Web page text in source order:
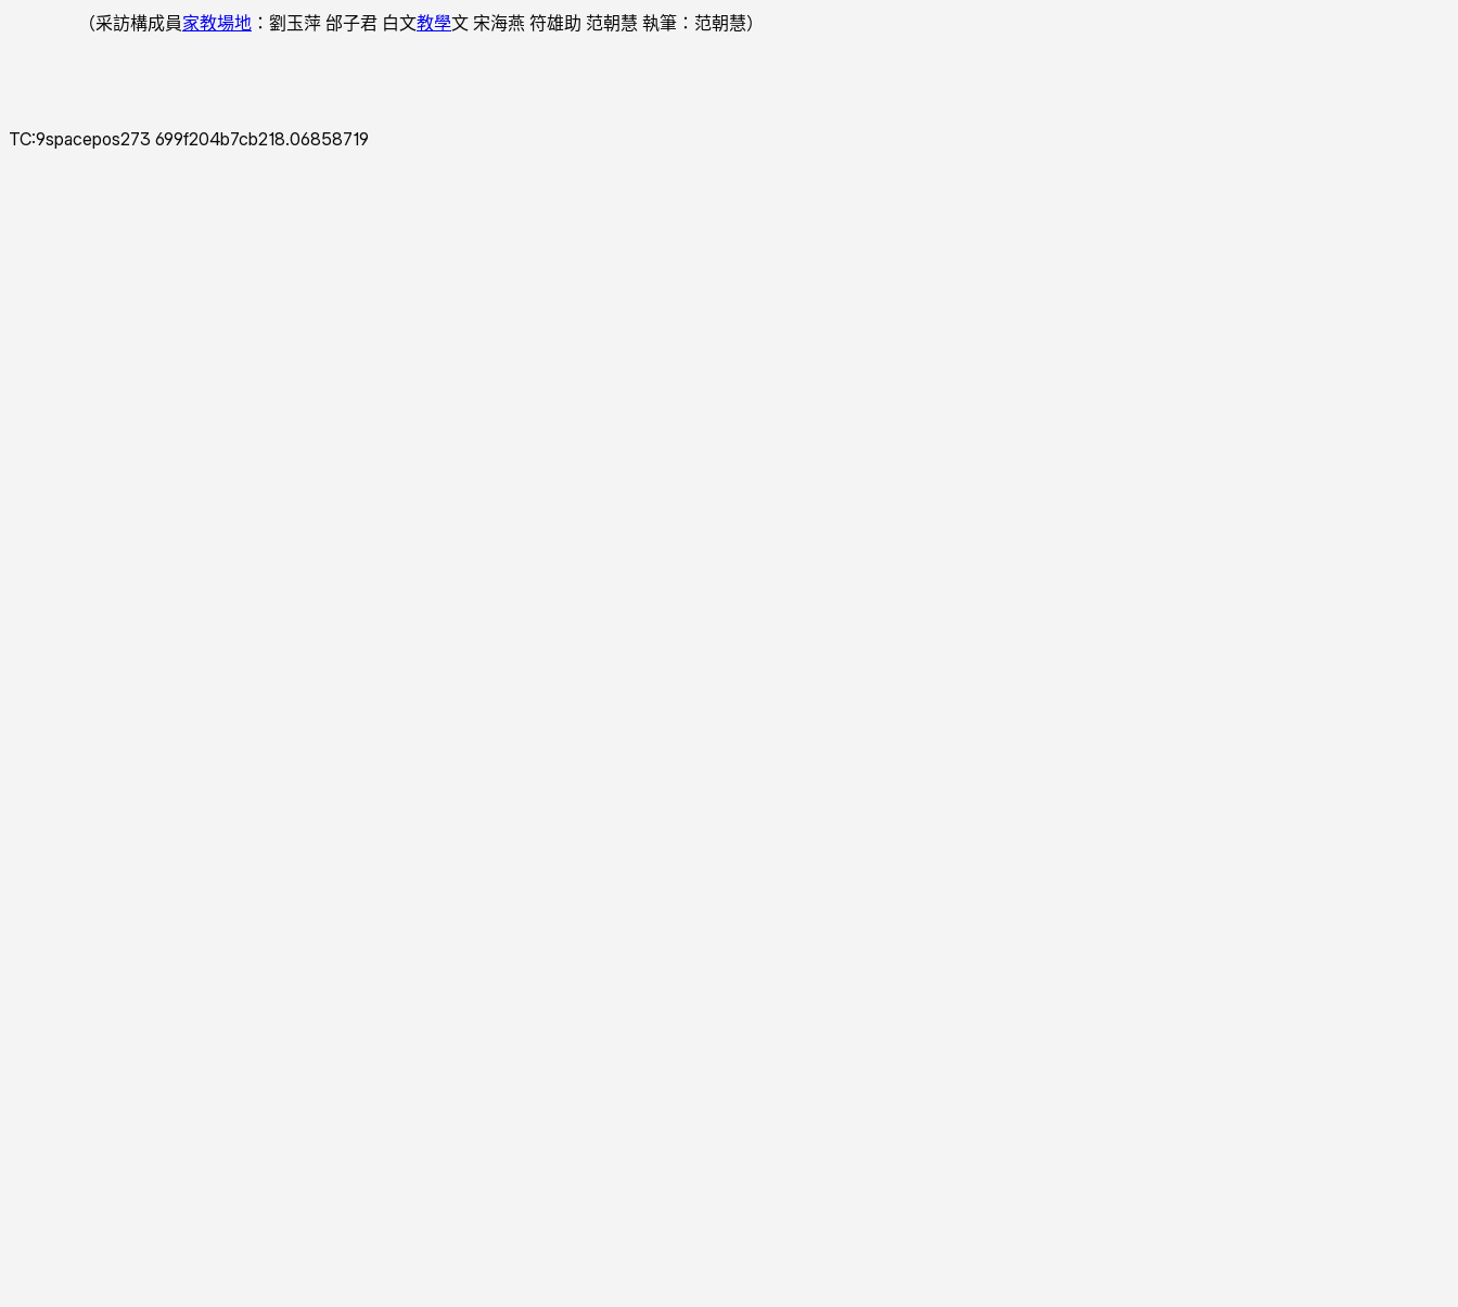
（采訪構成員家教場地 ：劉玉萍 邰子君 白文教學文 宋海燕 符雄助 范朝慧 執筆：范朝慧）
TC:9spacepos273 699f204b7cb218.06858719